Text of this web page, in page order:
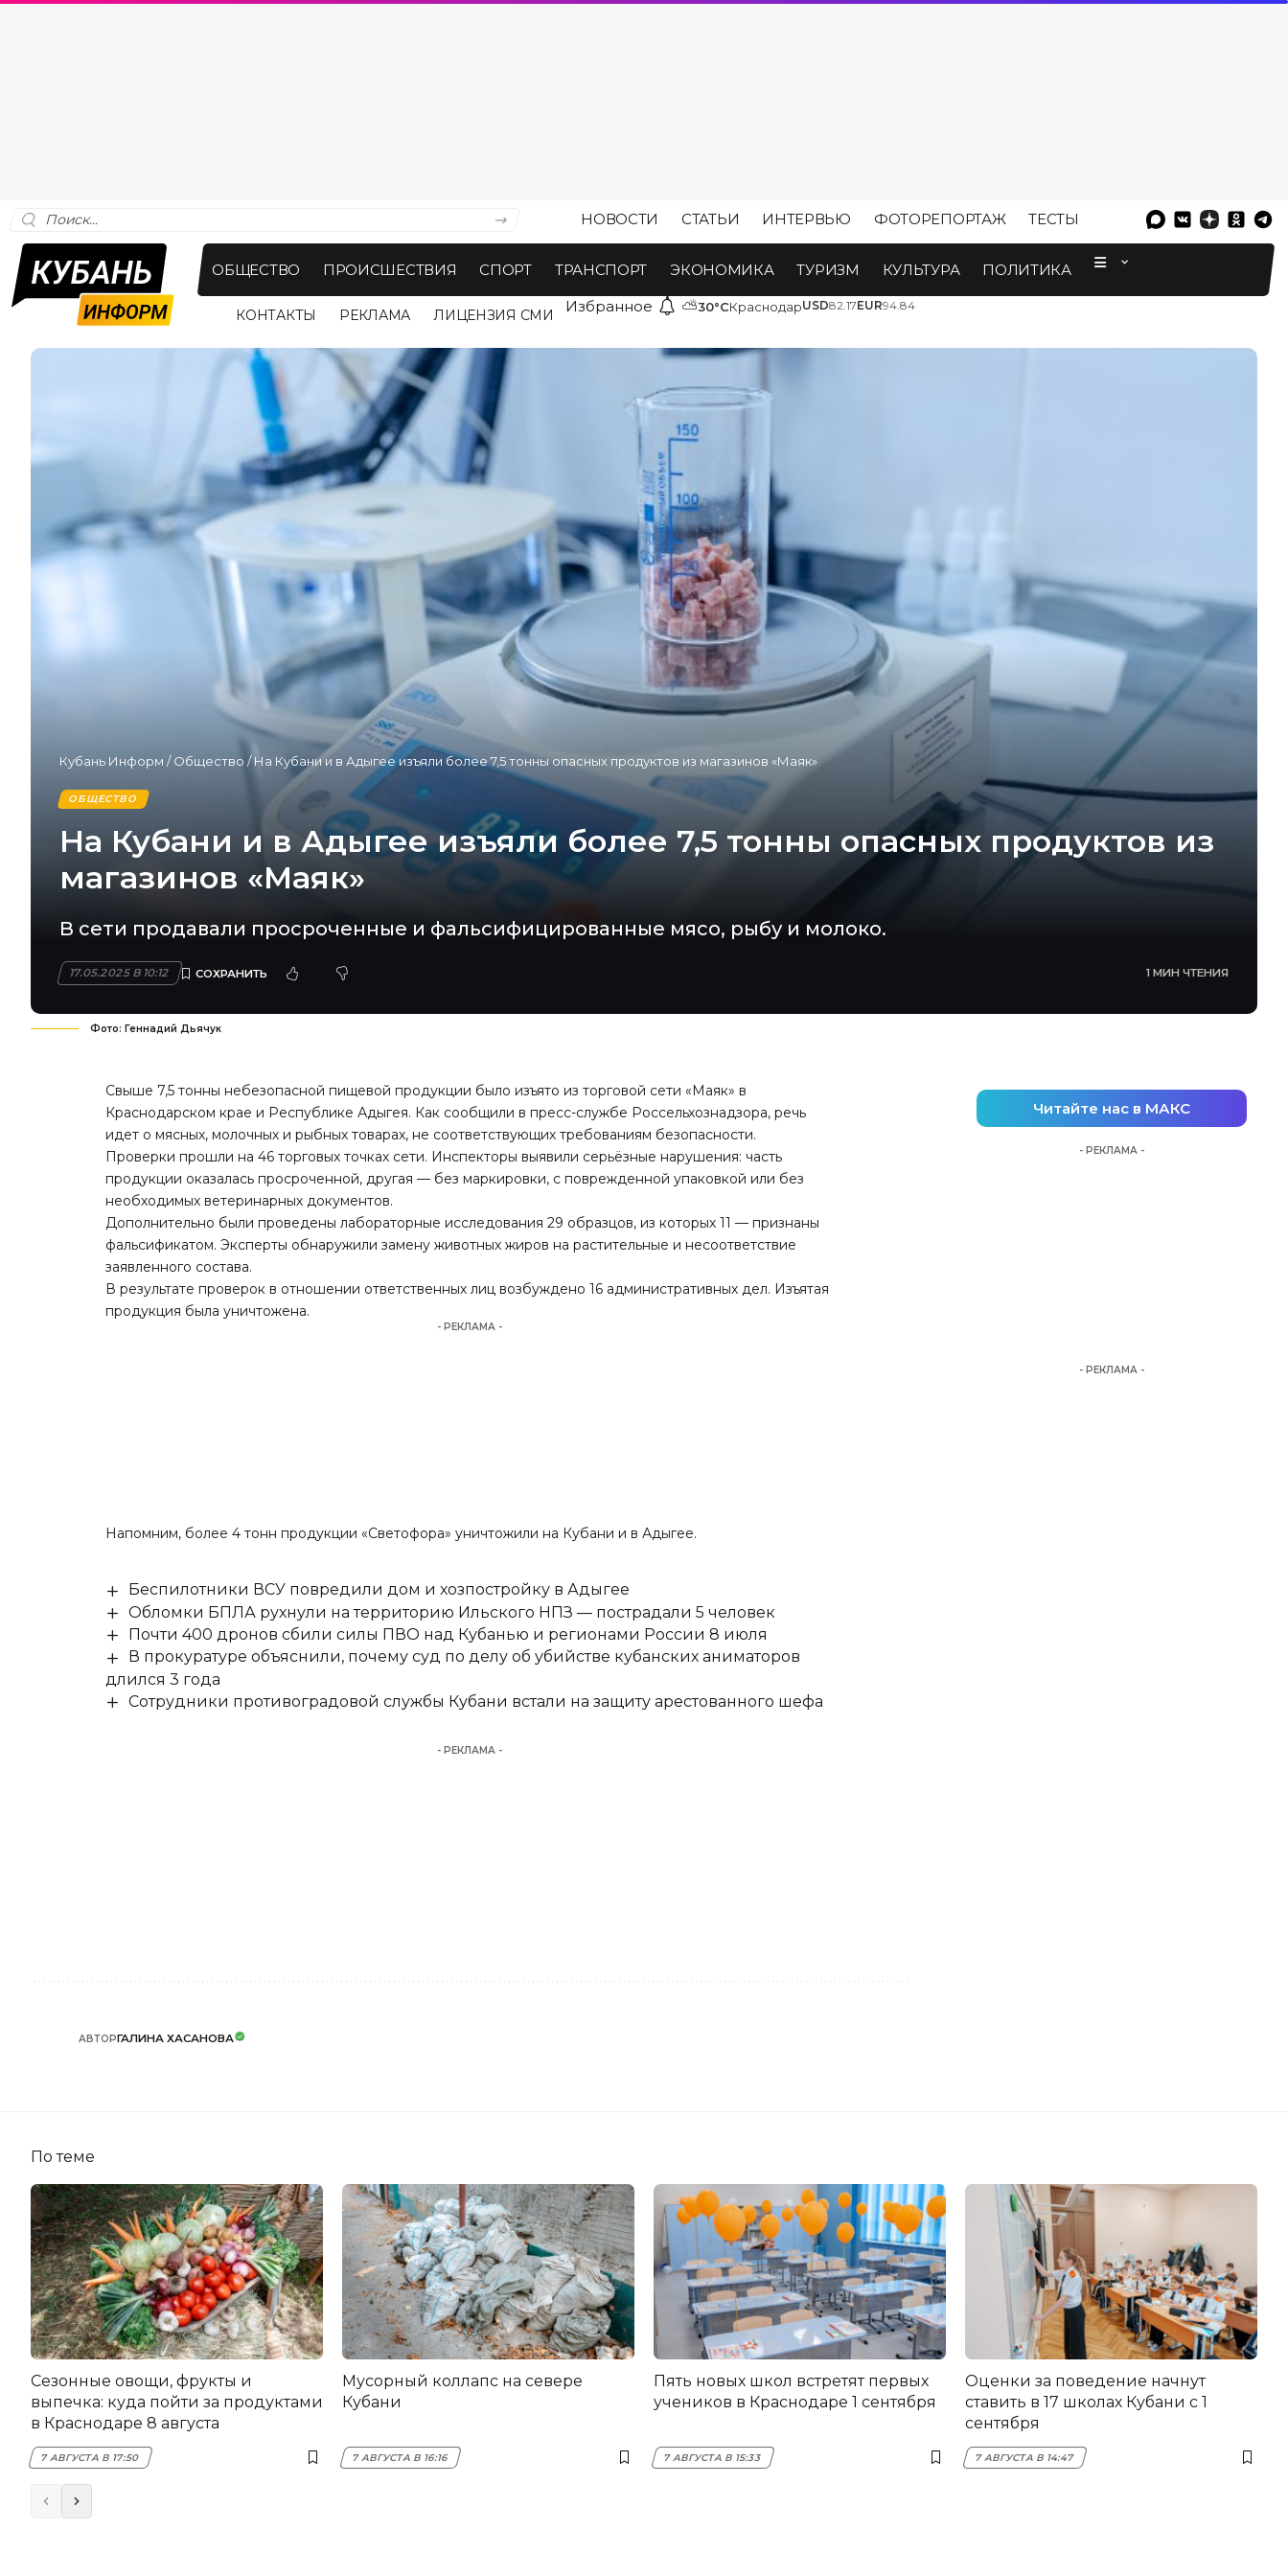
НОВОСТИ СТАТЬИ ИНТЕРВЬЮ ФОТОРЕПОРТАЖ ТЕСТЫ
ОБЩЕСТВО ПРОИСШЕСТВИЯ СПОРТ ТРАНСПОРТ ЭКОНОМИКА ТУРИЗМ КУЛЬТУРА ПОЛИТИКА
КОНТАКТЫ РЕКЛАМА ЛИЦЕНЗИЯ СМИ Избранное ⛅30°CКраснодарUSD82.17EUR94.84
Кубань Информ /Общество /На Кубани и в Адыгее изъяли более 7,5 тонны опасных продуктов из магазинов «Маяк»
ОБЩЕСТВО
На Кубани и в Адыгее изъяли более 7,5 тонны опасных продуктов из
магазинов «Маяк»
В сети продавали просроченные и фальсифицированные мясо, рыбу и молоко.
17.05.2025 В 10:12 1 МИН ЧТЕНИЯ
Фото: Геннадий Дьячук
Свыше 7,5 тонны небезопасной пищевой продукции было изъято из торговой сети «Маяк» в
Краснодарском крае и Республике Адыгея. Как сообщили в пресс-службе Россельхознадзора, речь
идет о мясных, молочных и рыбных товарах, не соответствующих требованиям безопасности.
Проверки прошли на 46 торговых точках сети. Инспекторы выявили серьёзные нарушения: часть
продукции оказалась просроченной, другая — без маркировки, с поврежденной упаковкой или без
необходимых ветеринарных документов.
Дополнительно были проведены лабораторные исследования 29 образцов, из которых 11 — признаны
фальсификатом. Эксперты обнаружили замену животных жиров на растительные и несоответствие
заявленного состава.
В результате проверок в отношении ответственных лиц возбуждено 16 административных дел. Изъятая
продукция была уничтожена.
- РЕКЛАМА -
Напомним, более 4 тонн продукции «Светофора» уничтожили на Кубани и в Адыгее.
Беспилотники ВСУ повредили дом и хозпостройку в Адыгее
Обломки БПЛА рухнули на территорию Ильского НПЗ — пострадали 5 человек
Почти 400 дронов сбили силы ПВО над Кубанью и регионами России 8 июля
В прокуратуре объяснили, почему суд по делу об убийстве кубанских аниматоров
длился 3 года
Сотрудники противоградовой службы Кубани встали на защиту арестованного шефа
- РЕКЛАМА -
АВТОРГАЛИНА ХАСАНОВА
Читайте нас в МАКС
- РЕКЛАМА -
- РЕКЛАМА -
По теме
Сезонные овощи, фрукты и
выпечка: куда пойти за продуктами
в Краснодаре 8 августа
7 АВГУСТА В 17:50
Мусорный коллапс на севере
Кубани
7 АВГУСТА В 16:16
Пять новых школ встретят первых
учеников в Краснодаре 1 сентября
7 АВГУСТА В 15:33
Оценки за поведение начнут
ставить в 17 школах Кубани с 1
сентября
7 АВГУСТА В 14:47